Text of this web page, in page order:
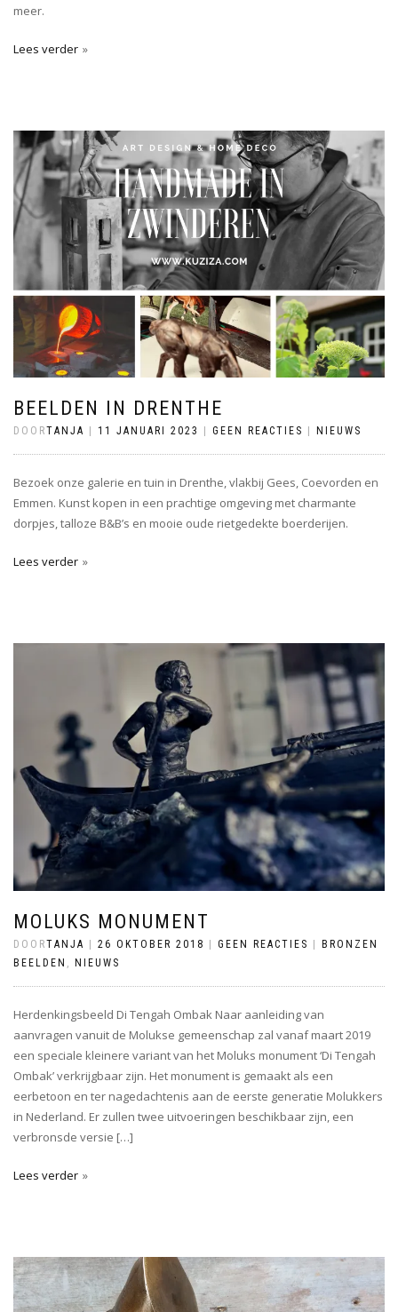
meer.
Lees verder
BEELDEN IN DRENTHE
DOORTANJA 11 JANUARI 2023 GEEN REACTIES NIEUWS
Bezoek onze galerie en tuin in Drenthe, vlakbij Gees, Coevorden en
Emmen. Kunst kopen in een prachtige omgeving met charmante
dorpjes, talloze B&B’s en mooie oude rietgedekte boerderijen.
Lees verder
MOLUKS MONUMENT
DOORTANJA 26 OKTOBER 2018 GEEN REACTIES
BRONZEN
BEELDEN , NIEUWS
Herdenkingsbeeld Di Tengah Ombak Naar aanleiding van
aanvragen vanuit de Molukse gemeenschap zal vanaf maart 2019
een speciale kleinere variant van het Moluks monument ‘Di Tengah
Ombak’ verkrijgbaar zijn. Het monument is gemaakt als een
eerbetoon en ter nagedachtenis aan de eerste generatie Molukkers
in Nederland. Er zullen twee uitvoeringen beschikbaar zijn, een
verbronsde versie […]
Lees verder